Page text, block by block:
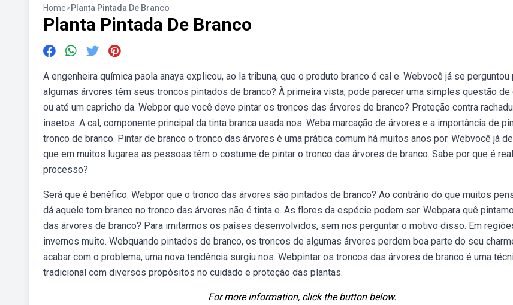
Home>Planta Pintada De Branco
Planta Pintada De Branco
A engenheira química paola anaya explicou, ao la tribuna, que o produto branco é cal e. Webvocê já se perguntou
algumas árvores têm seus troncos pintados de branco? À primeira vista, pode parecer uma simples questão de
ou até um capricho da. Webpor que você deve pintar os troncos das árvores de branco? Proteção contra
insetos: A cal, componente principal da tinta branca usada nos. Weba marcação de árvores e a importância de
tronco de branco. Pintar de branco o tronco das árvores é uma prática comum há muitos anos por. Webvocê já
que em muitos lugares as pessoas têm o costume de pintar o tronco das árvores de branco. Sabe por que é
processo?
Será que é benéfico. Webpor que o tronco das árvores são pintados de branco? Ao contrário do que muitos
dá aquele tom branco no tronco das árvores não é tinta e. As flores da espécie podem ser. Webpara quê
das árvores de branco? Para imitarmos os países desenvolvidos, sem nos perguntar o motivo disso. Em
invernos muito. Webquando pintados de branco, os troncos de algumas árvores perdem boa parte do seu
acabar com o problema, uma nova tendência surgiu nos. Webpintar os troncos das árvores de branco é uma
tradicional com diversos propósitos no cuidado e proteção das plantas.
For more information, click the button below.